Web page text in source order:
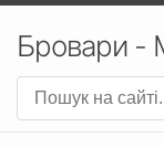
Бровари -